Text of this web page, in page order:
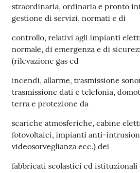
su
straordinaria, ordinaria e pronto
gestione di servizi, normati e di
controllo, relativi agli impianti
normale, di emergenza e di
(rilevazione gas ed
incendi, allarme, trasmissione
trasmissione dati e telefonia,
terra e protezione da
scariche atmosferiche, cabine
fotovoltaici, impianti anti-
videosorveglianza ecc.) dei
fabbricati scolastici ed